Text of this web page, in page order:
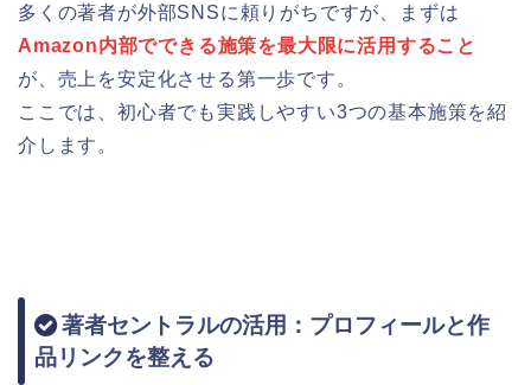
多くの著者が外部SNSに頼りがちですが、まずは
Amazon内部でできる施策を最大限に活用すること
が、売上を安定化させる第一歩です。
ここでは、初心者でも実践しやすい3つの基本施策を紹
介します。
著者セントラルの活用：プロフィールと作
品リンクを整える